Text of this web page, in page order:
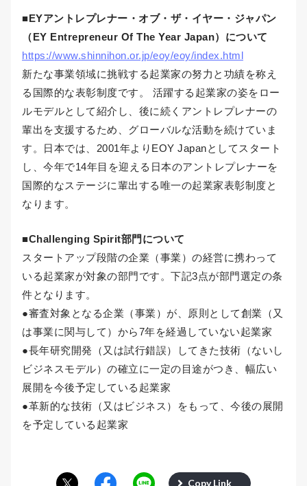
■EYアントレプレナー・オブ・ザ・イヤー・ジャパン
（EY Entrepreneur Of The Year Japan）について
https://www.shinnihon.or.jp/eoy/eoy/index.html
新たな事業領域に挑戦する起業家の努力と功績を称え
る国際的な表彰制度です。 活躍する起業家の姿をロー
ルモデルとして紹介し、後に続くアントレプレナーの
輩出を支援するため、グローバルな活動を続けていま
す。日本では、2001年よりEOY Japanとしてスタート
し、今年で14年目を迎える日本のアントレプレナーを
国際的なステージに輩出する唯一の起業家表彰制度と
なります。
■Challenging Spirit部門について
スタートアップ段階の企業（事業）の経営に携わって
いる起業家が対象の部門です。下記3点が部門選定の条
件となります。
●審査対象となる企業（事業）が、原則として創業（又
は事業に関与して）から7年を経過していない起業家
●長年研究開発（又は試行錯誤）してきた技術（ないし
ビジネスモデル）の確立に一定の目途がつき、幅広い
展開を今後予定している起業家
●革新的な技術（又はビジネス）をもって、今後の展開
を予定している起業家
Copy Link